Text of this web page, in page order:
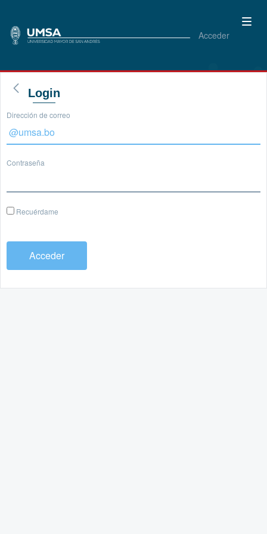
Acceder
Login
Dirección de correo
Contraseña
Recuérdame
Acceder